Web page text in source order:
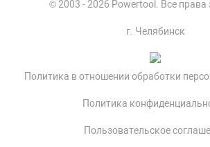
© 2003 - 2026 Powertool. Все
г. Челябинск
Политика в отношении обработки
Политика
Пользовательское